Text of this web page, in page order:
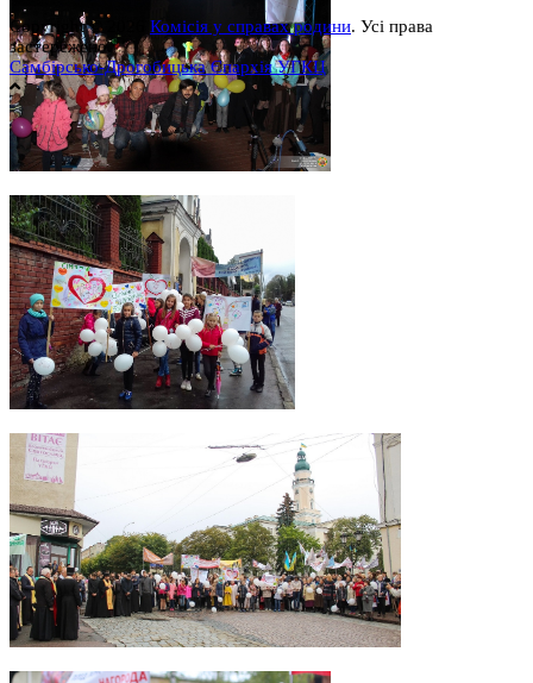
Copyright © 2026 Комісія у справах родини. Усі права
застережено.
Самбірсько-Дрогобицька Єпархія УГКЦ